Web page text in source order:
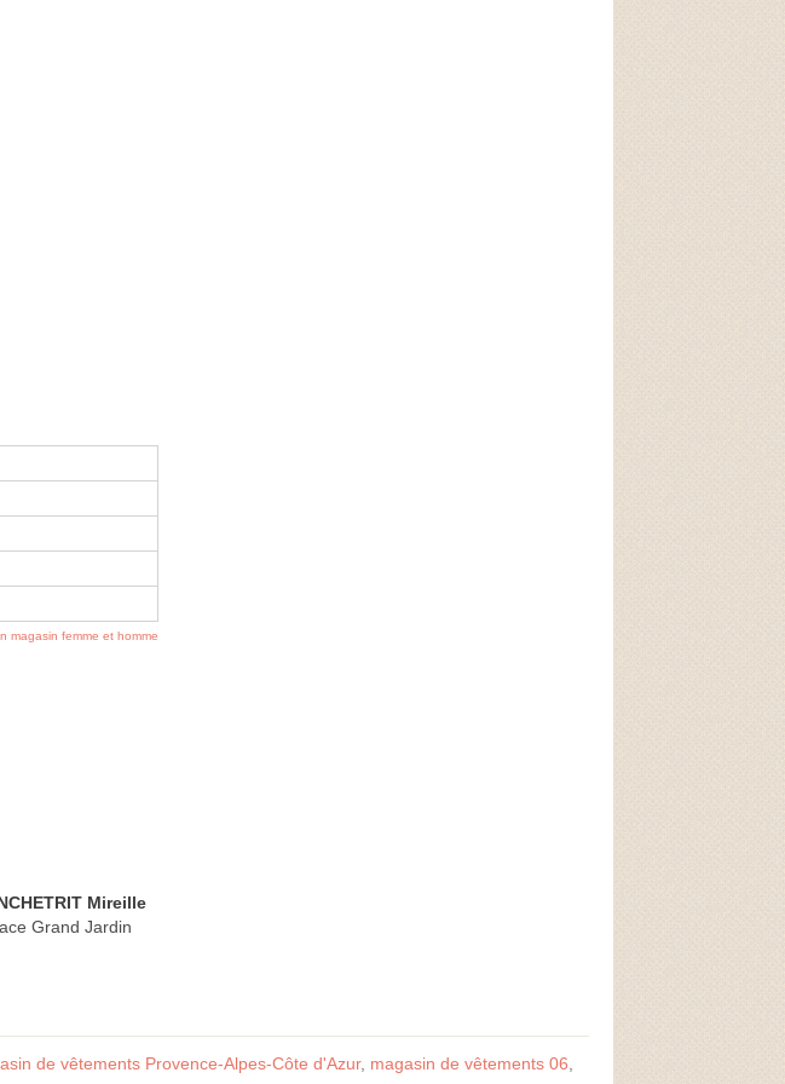
magasin femme et homme
Mireille
Grand Jardin
de vêtements Provence-Alpes-Côte d'Azur, magasin de vêtements 06